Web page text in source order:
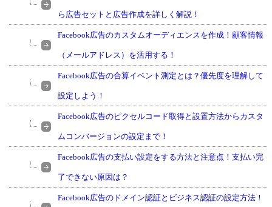
ら広告セットと広告作成を詳しく解説！
Facebook広告のカスタムオーディエンスを作成！顧客情報
（メールアドレス）を活用する！
Facebook広告の合算イベント測定とは？優先度を理解して
設定しよう！
Facebook広告のピクセルコード取得と設置方法からカスタ
ムコンバージョンの設定まで！
Facebook広告の支払い設定をする方法と注意点！支払い完
了できない原因は？
Facebook広告のドメイン認証とビジネス認証の設定方法！